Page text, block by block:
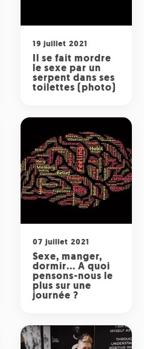
19 juillet 2021
Il se fait mordre
le sexe par un
serpent dans ses
toilettes (photo)
07 juillet 2021
Sexe, manger,
dormir... A quoi
pensons-nous le
plus sur une
journée ?